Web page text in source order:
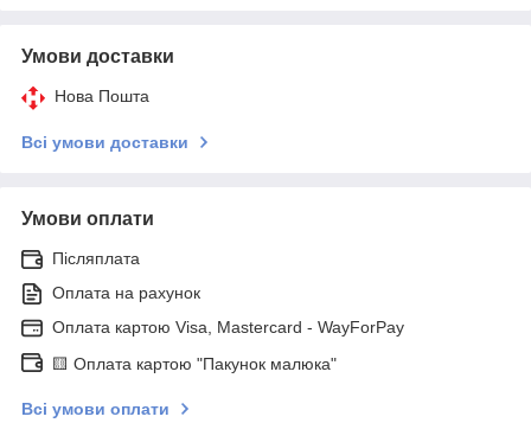
Умови доставки
Нова Пошта
Всі умови доставки
Умови оплати
Післяплата
Оплата на рахунок
Оплата картою Visa, Mastercard - WayForPay
🟨 Оплата картою "Пакунок малюка"
Всі умови оплати